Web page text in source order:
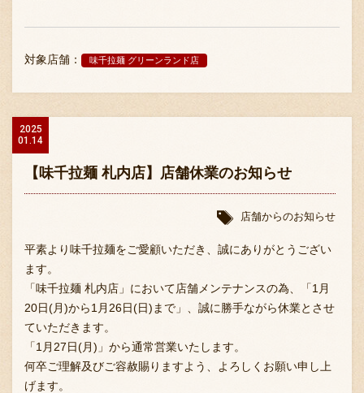
対象店舗： 味千拉麺 グリーンランド店
2025
01.14
【味千拉麺 札内店】店舗休業のお知らせ
店舗からのお知らせ
平素より味千拉麺をご愛顧いただき、誠にありがとうござい
ます。
「味千拉麺 札内店」において店舗メンテナンスの為、「1月
20日(月)から1月26日(日)まで」、誠に勝手ながら休業とさせ
ていただきます。
「1月27日(月)」から通常営業いたします。
何卒ご理解及びご容赦賜りますよう、よろしくお願い申し上
げます。